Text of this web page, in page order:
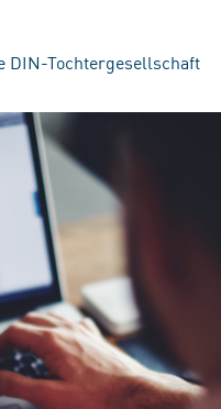
DIN-Tochtergesellschaft